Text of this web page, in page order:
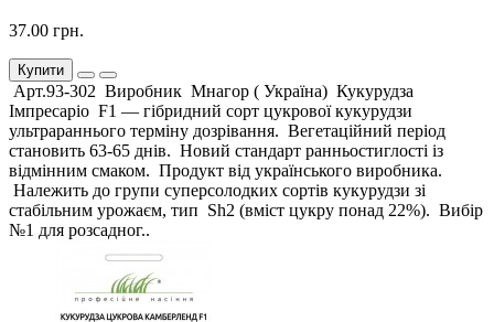
37.00 грн.
Купити
Арт.93-302 Виробник Мнагор ( Україна) Кукурудза
Імпресаріо F1 — гібридний сорт цукрової кукурудзи
ультрараннього терміну дозрівання. Вегетаційний період
становить 63-65 днів. Новий стандарт ранньостиглості із
відмінним смаком. Продукт від українського виробника.
Належить до групи суперсолодких сортів кукурудзи зі
стабільним урожаєм, тип Sh2 (вміст цукру понад 22%). Вибір
№1 для розсадног..